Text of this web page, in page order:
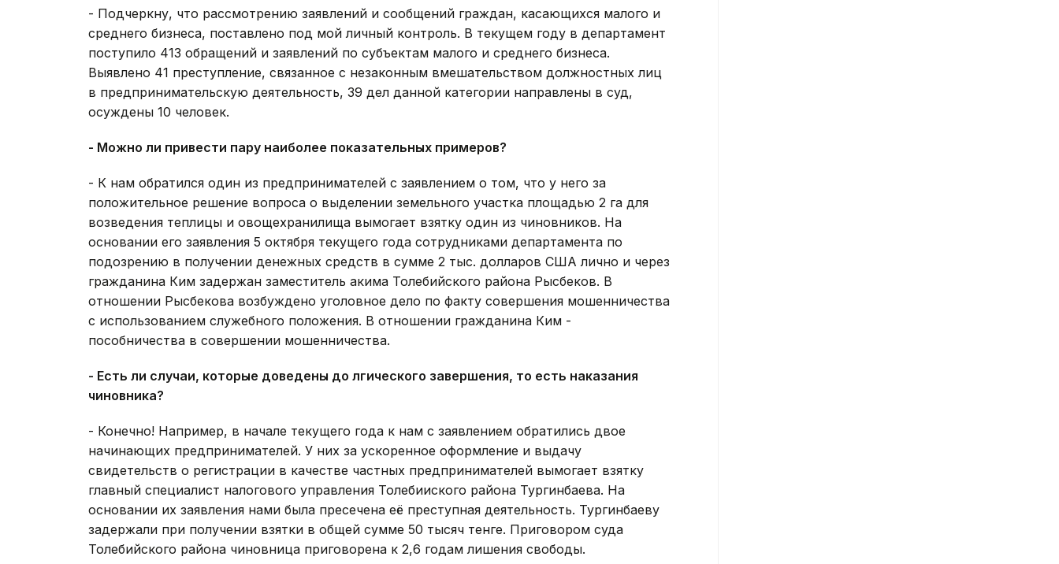
- Подчеркну, что рассмотрению заявлений и сообщений граждан, касающихся малого и
среднего бизнеса, поставлено под мой личный контроль. В текущем году в департамент
поступило 413 обращений и заявлений по субъектам малого и среднего бизнеса.
Выявлено 41 преступление, связанное с незаконным вмешательством должностных лиц
в предпринимательскую деятельность, 39 дел данной категории направлены в суд,
осуждены 10 человек.
- Можно ли привести пару наиболее показательных примеров?
- К нам обратился один из предпринимателей с заявлением о том, что у него за
положительное решение вопроса о выделении земельного участка площадью 2 га для
возведения теплицы и овощехранилища вымогает взятку один из чиновников. На
основании его заявления 5 октября текущего года сотрудниками департамента по
подозрению в получении денежных средств в сумме 2 тыс. долларов США лично и через
гражданина Ким задержан заместитель акима Толебийского района Рысбеков. В
отношении Рысбекова возбуждено уголовное дело по факту совершения мошенничества
с использованием служебного положения. В отношении гражданина Ким -
пособничества в совершении мошенничества.
- Есть ли случаи, которые доведены до лгического завершения, то есть наказания
чиновника?
- Конечно! Например, в начале текущего года к нам с заявлением обратились двое
начинающих предпринимателей. У них за ускоренное оформление и выдачу
свидетельств о регистрации в качестве частных предпринимателей вымогает взятку
главный специалист налогового управления Толебииского района Тургинбаева. На
основании их заявления нами была пресечена её преступная деятельность. Тургинбаеву
задержали при получении взятки в общей сумме 50 тысяч тенге. Приговором суда
Толебийского района чиновница приговорена к 2,6 годам лишения свободы.